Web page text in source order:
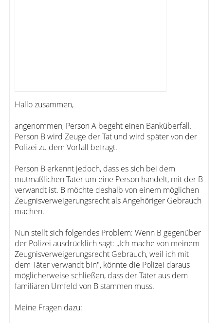
Hallo zusammen,
angenommen, Person A begeht einen Banküberfall.
Person B wird Zeuge der Tat und wird später von der
Polizei zu dem Vorfall befragt.
Person B erkennt jedoch, dass es sich bei dem
mutmaßlichen Täter um eine Person handelt, mit der B
verwandt ist. B möchte deshalb von einem möglichen
Zeugnisverweigerungsrecht als Angehöriger Gebrauch
machen.
Nun stellt sich folgendes Problem: Wenn B gegenüber
der Polizei ausdrücklich sagt: „Ich mache von meinem
Zeugnisverweigerungsrecht Gebrauch, weil ich mit
dem Täter verwandt bin", könnte die Polizei daraus
möglicherweise schließen, dass der Täter aus dem
familiären Umfeld von B stammen muss.
Meine Fragen dazu: